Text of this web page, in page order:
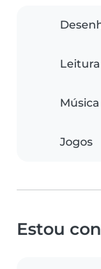
Leitura
Música
Jogos
Estou